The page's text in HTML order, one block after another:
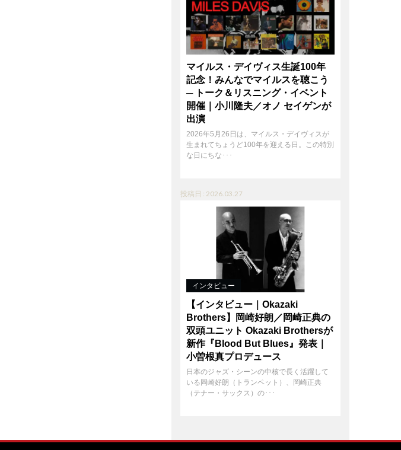
マイルス・デイヴィス生誕100年
記念！みんなでマイルスを聴こう
─ トーク＆リスニング・イベント
開催｜小川隆夫／オノ セイゲンが
出演
2026年5月26日は、マイルス・デイヴィスが
生まれてちょうど100年を迎える日。この特別
な日にちな･･･
投稿日 : 2026.03.27
インタビュー
【インタビュー｜Okazaki
Brothers】岡崎好朗／岡崎正典の
双頭ユニット Okazaki Brothersが
新作『Blood But Blues』発表｜
小曽根真プロデュース
日本のジャズ・シーンの中核で長く活躍して
いる岡崎好朗（トランペット）、岡崎正典
（テナー・サックス）の･･･